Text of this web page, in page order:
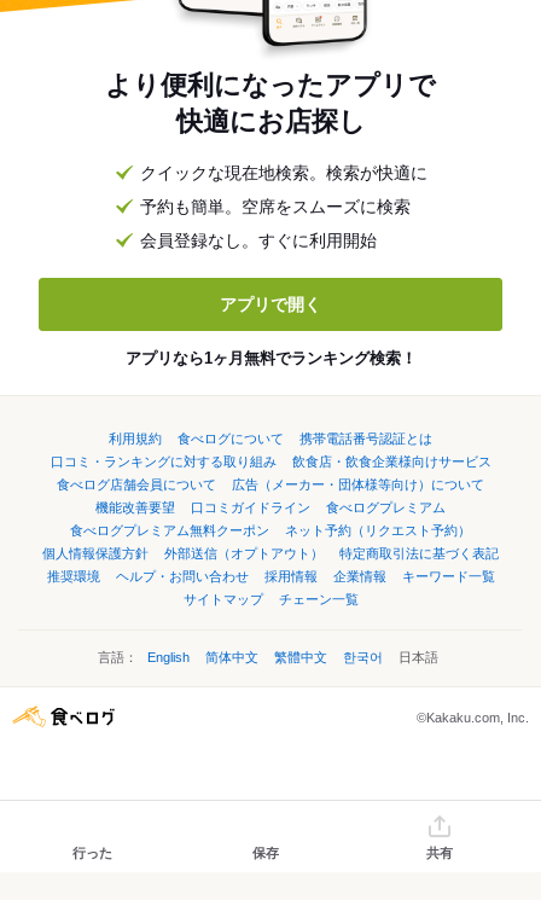
より便利になったアプリで
快適にお店探し
クイックな現在地検索。検索が快適に
予約も簡単。空席をスムーズに検索
会員登録なし。すぐに利用開始
アプリで開く
アプリなら1ヶ月無料でランキング検索！
利用規約 食べログについて
携帯電話番号認証とは
口コミ・ランキングに対する取り組み
飲食店・飲食企業様向けサービス
食べログ店舗会員について
広告（メーカー・団体様等向け）について
機能改善要望
口コミガイドライン
食べログプレミアム
食べログプレミアム無料クーポン
ネット予約（リクエスト予約）
個人情報保護方針
外部送信（オプトアウト）
特定商取引法に基づく表記
推奨環境
ヘルプ・お問い合わせ 採用情報 企業情報
キーワード一覧
サイトマップ
チェーン一覧
言語： English 简体中文 繁體中文 한국어 日本語
©Kakaku.com, Inc.
行った 保存 共有